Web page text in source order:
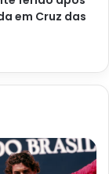
em Cruz das